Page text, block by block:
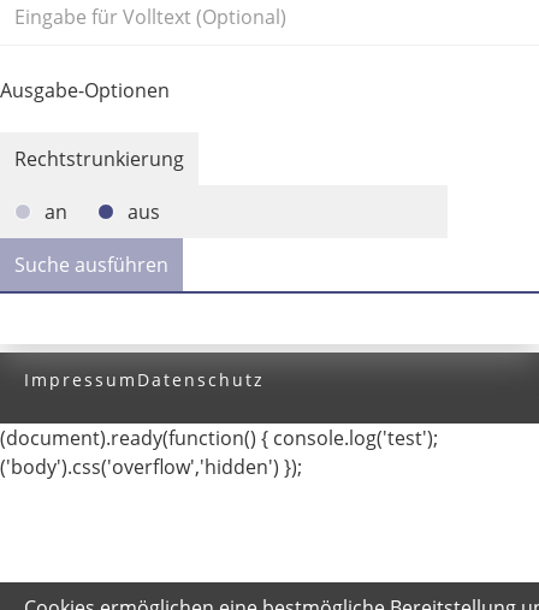
Ausgabe-Optionen
Rechtstrunkierung
an
aus
Impressum Datenschutz
(document).ready(function() { console.log('test');
('body').css('overflow','hidden') });